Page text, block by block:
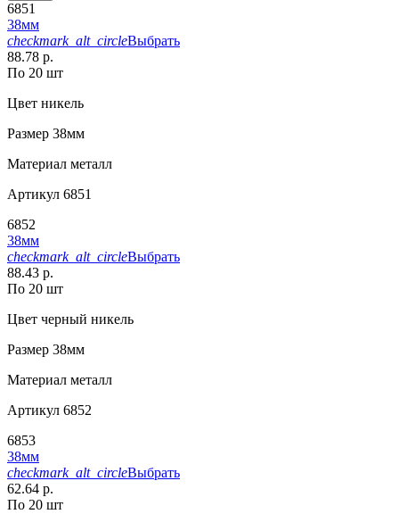
6851
38мм
checkmark_alt_circleВыбрать
88.78 р.
По 20 шт
Цвет никель
Размер 38мм
Материал металл
Артикул 6851
6852
38мм
checkmark_alt_circleВыбрать
88.43 р.
По 20 шт
Цвет черный никель
Размер 38мм
Материал металл
Артикул 6852
6853
38мм
checkmark_alt_circleВыбрать
62.64 р.
По 20 шт